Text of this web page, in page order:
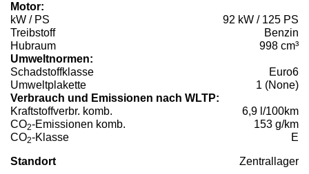
Motor:
kW / PS
92 kW / 125 PS
Treibstoff
Benzin
Hubraum
998 cm³
Umweltnormen:
Schadstoffklasse
Euro6
Umweltplakette
1 (None)
Verbrauch und Emissionen nach WLTP:
Kraftstoffverbr. komb.
6,9 l/100km
CO2-Emissionen komb.
153 g/km
CO2-Klasse E
Standort Zentrallager